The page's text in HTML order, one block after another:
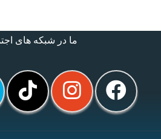
ما در شبکه های